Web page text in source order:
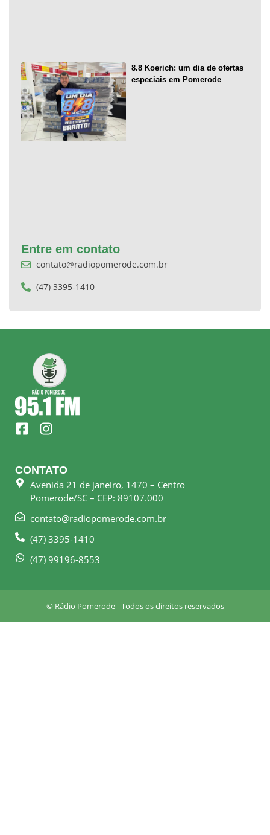
8.8 Koerich: um dia de ofertas
especiais em Pomerode
Entre em contato
contato@radiopomerode.com.br
(47) 3395-1410
F
a
e
b
o
k
s
q
a
I
n
t
a
g
r
a
m
CONTATO
Avenida 21 de janeiro, 1470 – Centro
Pomerode/SC – CEP: 89107.000
contato@radiopomerode.com.br
(47) 3395-1410
(47) 99196-8553
© Rádio Pomerode - Todos os direitos reservados